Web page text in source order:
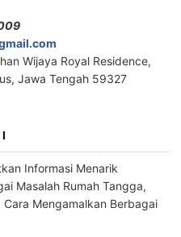
Wijaya Royal Residence,
Jawa Tengah 59327
Informasi Menarik
Masalah Rumah Tangga,
Cara Mengamalkan Berbagai